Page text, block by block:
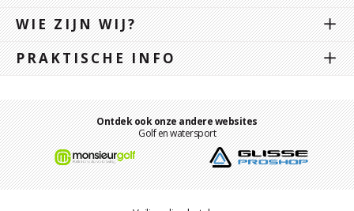
WIE ZIJN WIJ?
PRAKTISCHE INFO
Ontdek ook onze andere websites
Golf en watersport